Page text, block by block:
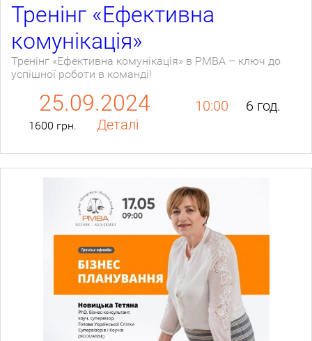
Тренінг «Ефективна
комунікація»
Тренінг «Ефективна комунікація» в РМВА – ключ до
успішної роботи в команді!
25.09.2024 10:00 6 год.
1600 грн. Деталі